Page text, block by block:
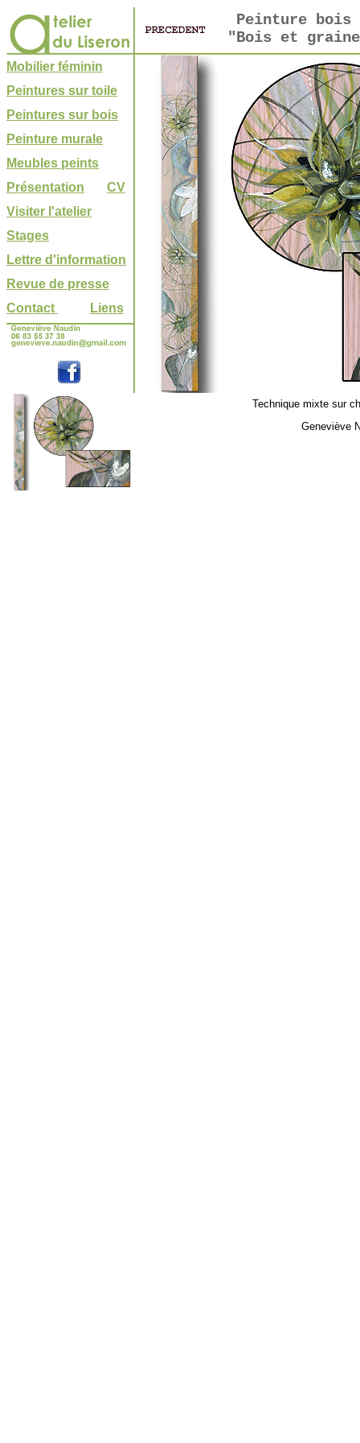
Peinture bois
"Bois et
Mobilier féminin
Peintures sur toile
Peintures sur bois
Peinture murale
Meubles peints
Présentation
CV
Visiter l'atelier
Stages
Lettre d'information
Revue de presse
Contact
Liens
Technique mixte sur
Geneviève